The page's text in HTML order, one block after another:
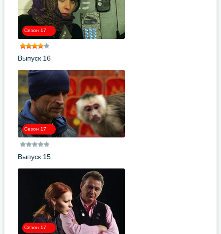
Сезон 17
Выпуск 16
Сезон 17
Выпуск 15
Сезон 17